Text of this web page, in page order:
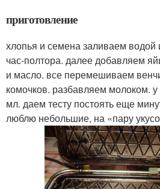
приготовление
хлопья и семена заливаем
час-полтора. далее добавляем
и масло. все перемешиваем
комочков. разбавляем молоком.
мл. даем тесту постоять еще
люблю небольшие, на «пару